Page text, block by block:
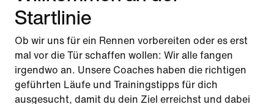
Startlinie
Ob wir uns für ein Rennen vorbereiten oder es erst
mal vor die Tür schaffen wollen: Wir alle fangen
irgendwo an. Unsere Coaches haben die richtigen
geführten Läufe und Trainingstipps für dich
ausgesucht, damit du dein Ziel erreichst und dabei